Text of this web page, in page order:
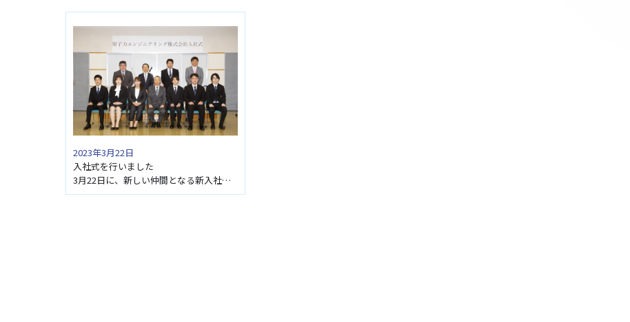
2023年3月22日
入社式を行いました
3月22日に、新しい仲間となる新入社員6名を迎入れ、入社式を執り行いました。